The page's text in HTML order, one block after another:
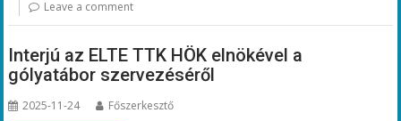
Leave a comment
Interjú az ELTE TTK HÖK elnökével a
gólyatábor szervezéséről
2025-11-24 Főszerkesztő